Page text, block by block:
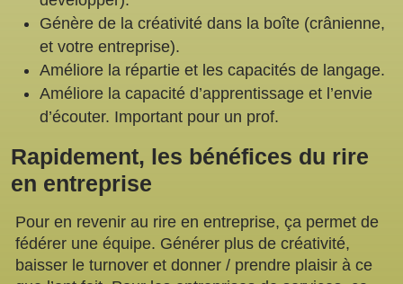
Génère de la créativité dans la boîte (crânienne,
et votre entreprise).
Améliore la répartie et les capacités de langage.
Améliore la capacité d’apprentissage et l’envie
d’écouter. Important pour un prof.
Rapidement, les bénéfices du rire
en entreprise
Pour en revenir au rire en entreprise, ça permet de
fédérer une équipe. Générer plus de créativité,
baisser le turnover et donner / prendre plaisir à ce